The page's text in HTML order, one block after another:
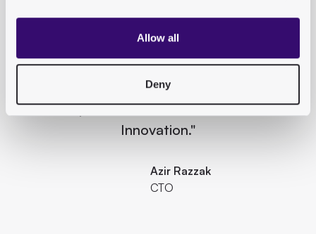
Allow all
Deny
entsprechen einer Handvoll interner
Entwickler ohne den Management-
Overhead, und wir bekommen kontinuierliche
Innovation."
Azir Razzak
CTO